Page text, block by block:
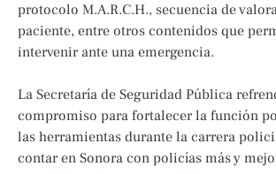
protocolo M.A.R.C.H., secuencia de
paciente, entre otros contenidos que
intervenir ante una emergencia.
La Secretaría de Seguridad Pública
compromiso para fortalecer la función
las herramientas durante la carrera
contar en Sonora con policías más y